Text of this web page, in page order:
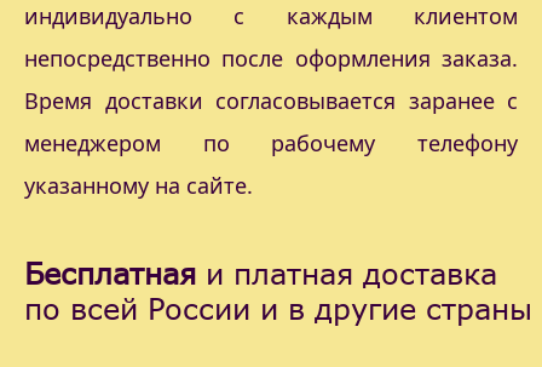
индивидуально с каждым клиентом
непосредственно после оформления заказа.
Время доставки согласовывается заранее с
менеджером по рабочему телефону
указанному на сайте.
Бесплатная и платная доставка
по всей России и в другие страны